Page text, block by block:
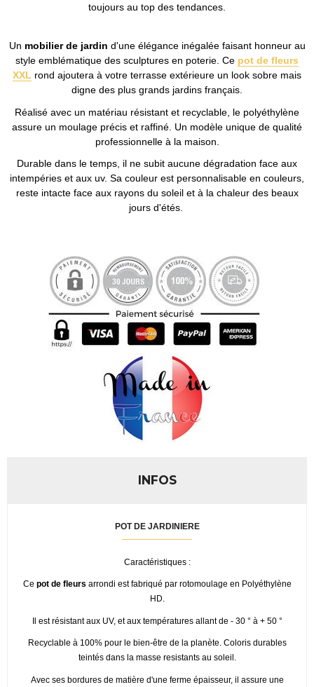
toujours au top des tendances.
Un mobilier de jardin d'une élégance inégalée faisant honneur au
style emblématique des sculptures en poterie. Ce pot de fleurs
XXL rond ajoutera à votre terrasse extérieure un look sobre mais
digne des plus grands jardins français.
Réalisé avec un matériau résistant et recyclable, le polyéthylène
assure un moulage précis et raffiné. Un modèle unique de qualité
professionnelle à la maison.
Durable dans le temps, il ne subit aucune dégradation face aux
intempéries et aux uv. Sa couleur est personnalisable en couleurs,
reste intacte face aux rayons du soleil et à la chaleur des beaux
jours d'étés.
INFOS
POT DE JARDINIERE
Caractéristiques :
Ce pot de fleurs arrondi est fabriqué par rotomoulage en Polyéthylène
HD.
Il est résistant aux UV, et auxtempératures allant de - 30 ° à + 50 °
Recyclable à 100% pour le bien-être de la planète. Coloris durables
teintés dans la masse resistants au soleil.
Avec ses bordures de matière d'une ferme épaisseur, il assure une